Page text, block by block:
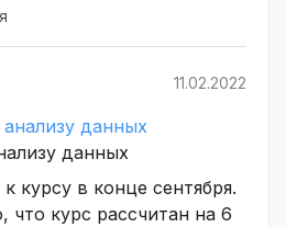
11.02.2022
данных
данных
курсу в конце сентября.
что курс рассчитан на 6